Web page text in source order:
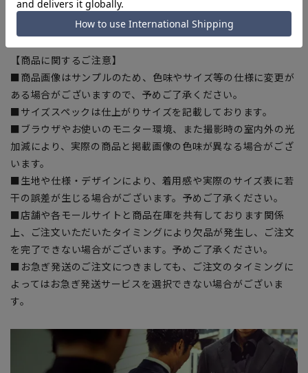
裾上げテープ:SUSOTAPE010
※こちらの商品は在庫切れの場合がございます。
【商品に関するご注意】
■商品画像はサンプルのため、色味やサイズ等の仕様に変更が
ある場合がございますので、予めご了承ください。
■サイズスペックは仕上がりサイズを記載しております。
■ブラウザやお使いのモニター環境、また撮影時の室内外の光
加減により、実際の商品と掲載画像の色味が異なる場合がござ
います。
■生地や仕様・デザインにより、着用感や実際のサイズ表に若
干の誤差が生じる場合がございます。予めご了承ください。
■店舗や各モールサイトと商品在庫を共有しております関係
上、ご注文いただいたタイミングにより欠品が発生し、ご注文
を完了できない場合がございます。予めご了承ください。
■お急ぎ発送のご注文につきましても、ご注文のタイミングに
よってはお急ぎ発送サービスを選択できない場合がございま
す。